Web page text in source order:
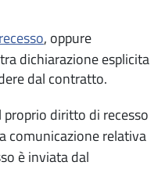
, oppure
dichiarazione esplicita
dal contratto.
diritto di recesso
comunicazione relativa
è inviata dal